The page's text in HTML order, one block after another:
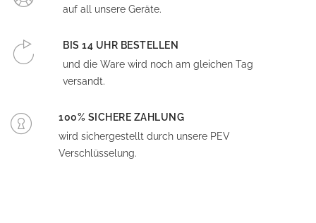
auf all unsere Geräte.
BIS 14 UHR BESTELLEN
und die Ware wird noch am gleichen Tag
versandt.
100% SICHERE ZAHLUNG
wird sichergestellt durch unsere PEV
Verschlüsselung.